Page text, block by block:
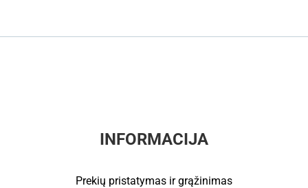
INFORMACIJA
Prekių pristatymas ir grąžinimas